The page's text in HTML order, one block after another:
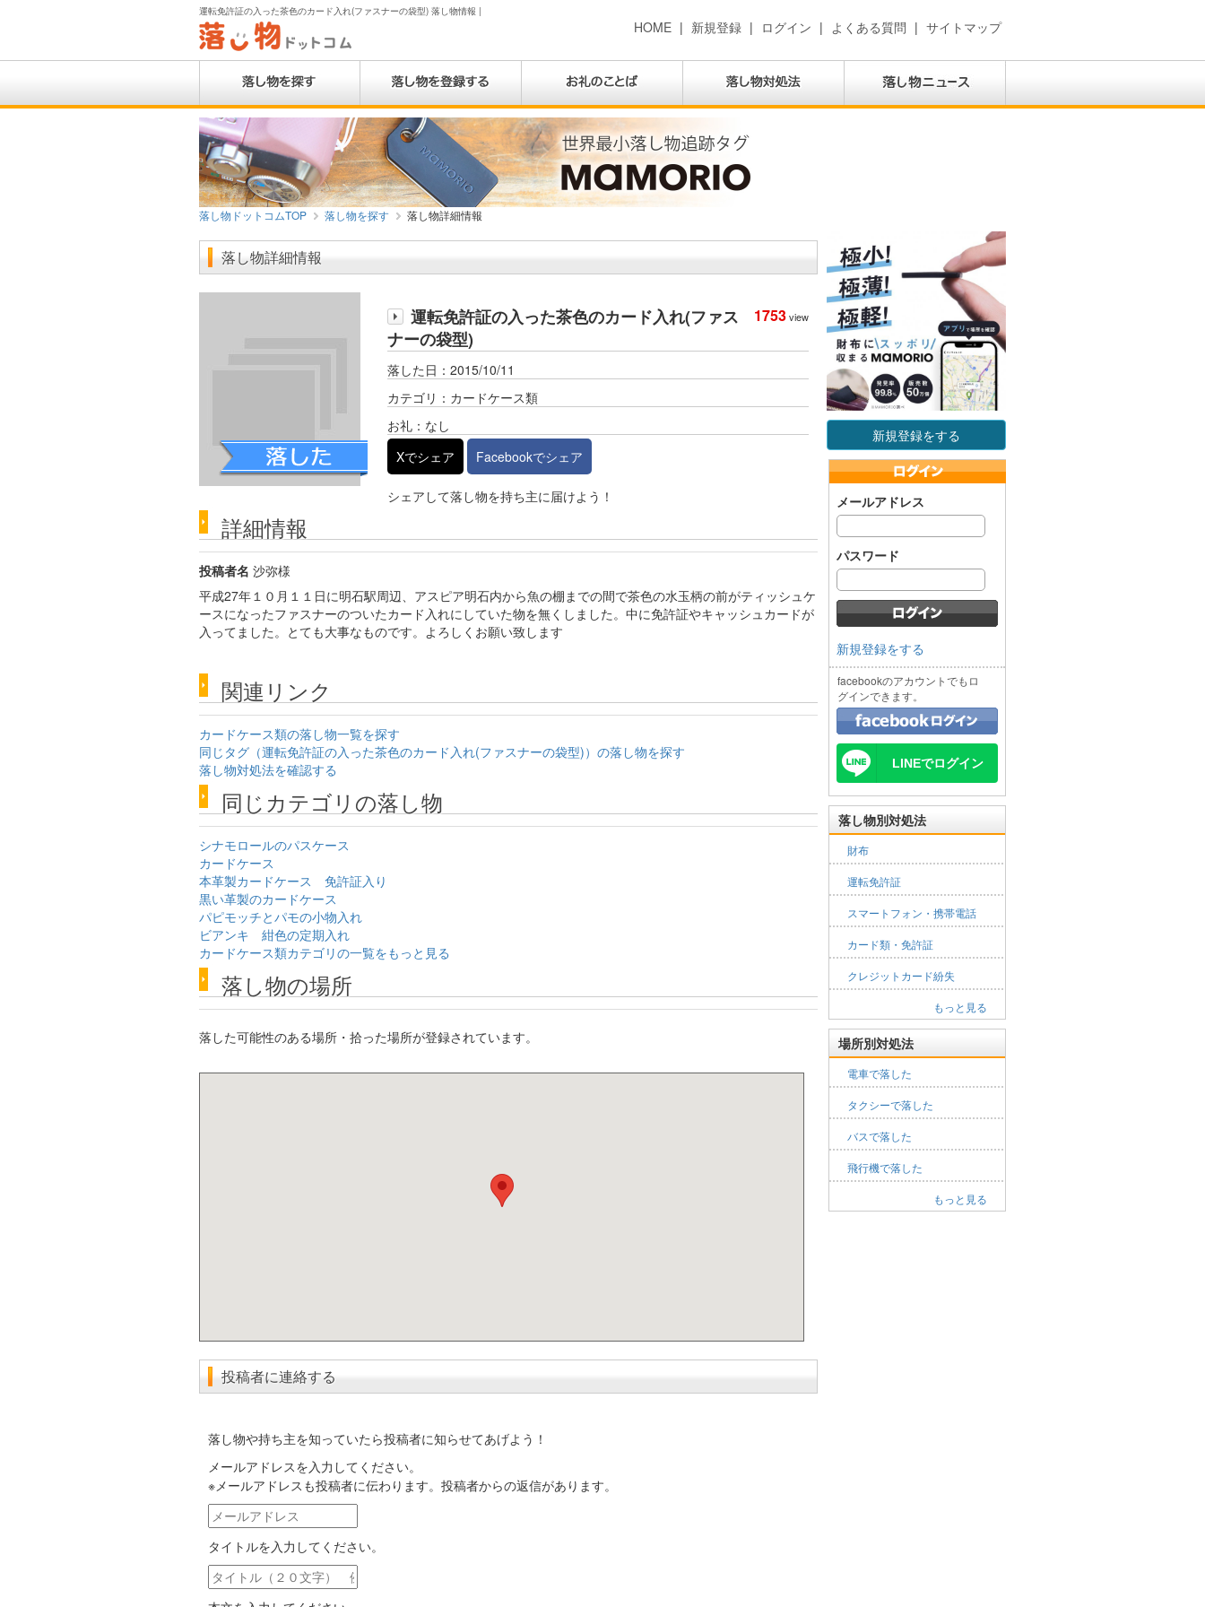
運転免許証の入った茶色のカード入れ(ファスナーの袋型) 落し物情報 |
HOME | 新規登録 | ログイン | よくある質問 | サイトマップ
落し物ドットコムTOP 落し物を探す 落し物詳細情報
新規登録をする
メールアドレス
パスワード
新規登録をする
facebookのアカウントでもロ
グインできます。
LINEでログイン
落し物別対処法
財布
運転免許証
スマートフォン・携帯電話
カード類・免許証
クレジットカード紛失
もっと見る
場所別対処法
電車で落した
タクシーで落した
バスで落した
飛行機で落した
もっと見る
落し物詳細情報
1753view
運転免許証の入った茶色のカード入れ(ファス
ナーの袋型)
落した日：2015/10/11
カテゴリ：カードケース類
お礼：なし
Xでシェア
Facebookでシェア
シェアして落し物を持ち主に届けよう！
詳細情報
投稿者名 沙弥様
平成27年１０月１１日に明石駅周辺、アスピア明石内から魚の棚までの間で茶色の水玉柄の前がティッシュケ
ースになったファスナーのついたカード入れにしていた物を無くしました。中に免許証やキャッシュカードが
入ってました。とても大事なものです。よろしくお願い致します
関連リンク
カードケース類の落し物一覧を探す
同じタグ（運転免許証の入った茶色のカード入れ(ファスナーの袋型)）の落し物を探す
落し物対処法を確認する
同じカテゴリの落し物
シナモロールのパスケース
カードケース
本革製カードケース 免許証入り
黒い革製のカードケース
パピモッチとパモの小物入れ
ビアンキ 紺色の定期入れ
カードケース類カテゴリの一覧をもっと見る
落し物の場所
落した可能性のある場所・拾った場所が登録されています。
投稿者に連絡する
落し物や持ち主を知っていたら投稿者に知らせてあげよう！
メールアドレスを入力してください。
※メールアドレスも投稿者に伝わります。投稿者からの返信があります。
メ
ー
ル
ア
ド
タイトルを入力してください。
タ
イ